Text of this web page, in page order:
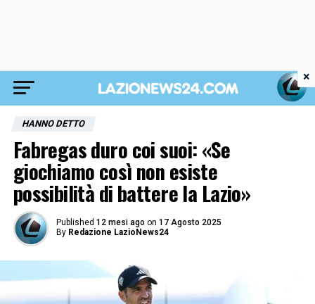
HANNO DETTO
Fabregas duro coi suoi: «Se
giochiamo così non esiste
possibilità di battere la Lazio»
Published 12 mesi ago on 17 Agosto 2025
By Redazione LazioNews24
×